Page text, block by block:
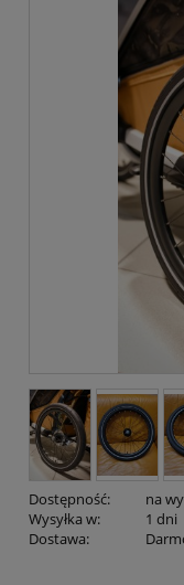
Dostępność:
na
Wysyłka w:
1 dni
Dostawa:
Cena nie zawiera